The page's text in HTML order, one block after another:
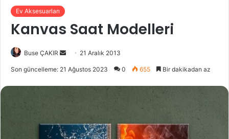
Ev Aksesuarları
Kanvas Saat Modelleri
Buse ÇAKIR
o
21 Aralık 2013
Son güncelleme: 21 Ağustos 2023 0 655 Bir dakikadan az